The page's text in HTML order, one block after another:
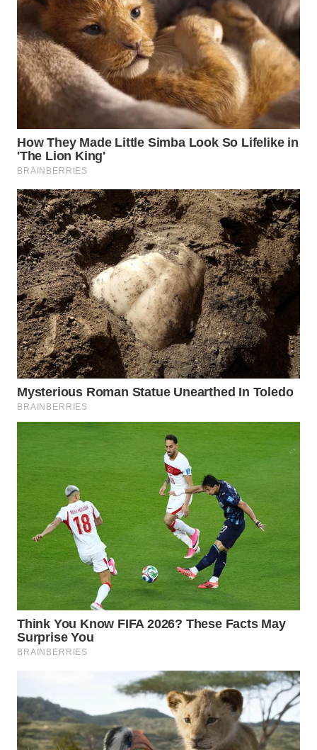
WN
KALTIM
WN
SULSEL
WN
GORONTALO
WN
SULUT
WN
MALUKU
WN
MALUT
WN
DAIRI
WN
DANAU
TOBA
WN
NIAS
WN
LANGKAT
TAPANULI
SELATAN
WN
TANJUNG
WN
KARO